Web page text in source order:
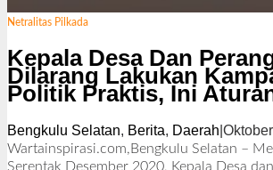
Netralitas Pilkada
Kepala Desa Dan
Dilarang Lakukan
Politik Praktis, Ini
Bengkulu Selatan, Berita, Daerah
Wartainspirasi.com,Bengkulu Selatan –
Serentak Desember 2020, Kepala Desa